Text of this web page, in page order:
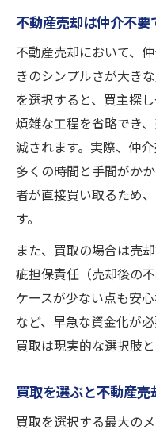
不動産売却は仲介不要
不動産売却において、
きのシンプルさが大き
を選択すると、買主探
煩雑な工程を省略でき
減されます。実際、仲
多くの時間と手間がか
者が直接買い取るため
す。
また、買取の場合は売
疵担保責任（売却後の
ケースが少ない点も安
など、早急な資金化が
買取は現実的な選択肢と
買取を選ぶと不動産
買取を選択する最大の